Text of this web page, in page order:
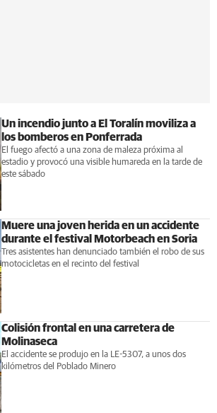
Un incendio junto a El Toralín moviliza a
los bomberos en Ponferrada
El fuego afectó a una zona de maleza próxima al
estadio y provocó una visible humareda en la tarde de
este sábado
Muere una joven herida en un accidente
durante el festival Motorbeach en Soria
Tres asistentes han denunciado también el robo de sus
motocicletas en el recinto del festival
Colisión frontal en una carretera de
Molinaseca
El accidente se produjo en la LE-5307, a unos dos
kilómetros del Poblado Minero